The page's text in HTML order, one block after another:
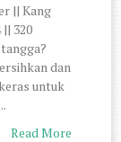
|| Kang
320
dan
untuk
Read More